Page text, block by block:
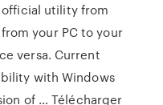
official utility from
your PC to your
versa. Current
with Windows
of … Télécharger